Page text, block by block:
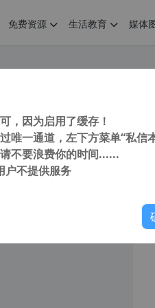
免费资源 生活教育 媒体
取版 (支持Winxp)
由于网站空间位于国
，因为启用了缓存！
唯一通道，左下方菜单“私信
不要浪费你的时间......
户不提供服务